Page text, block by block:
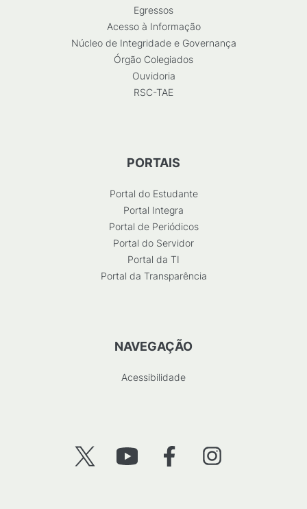
Egressos
Acesso à Informação
Núcleo de Integridade e Governança
Órgão Colegiados
Ouvidoria
RSC-TAE
PORTAIS
Portal do Estudante
Portal Integra
Portal de Periódicos
Portal do Servidor
Portal da TI
Portal da Transparência
NAVEGAÇÃO
Acessibilidade